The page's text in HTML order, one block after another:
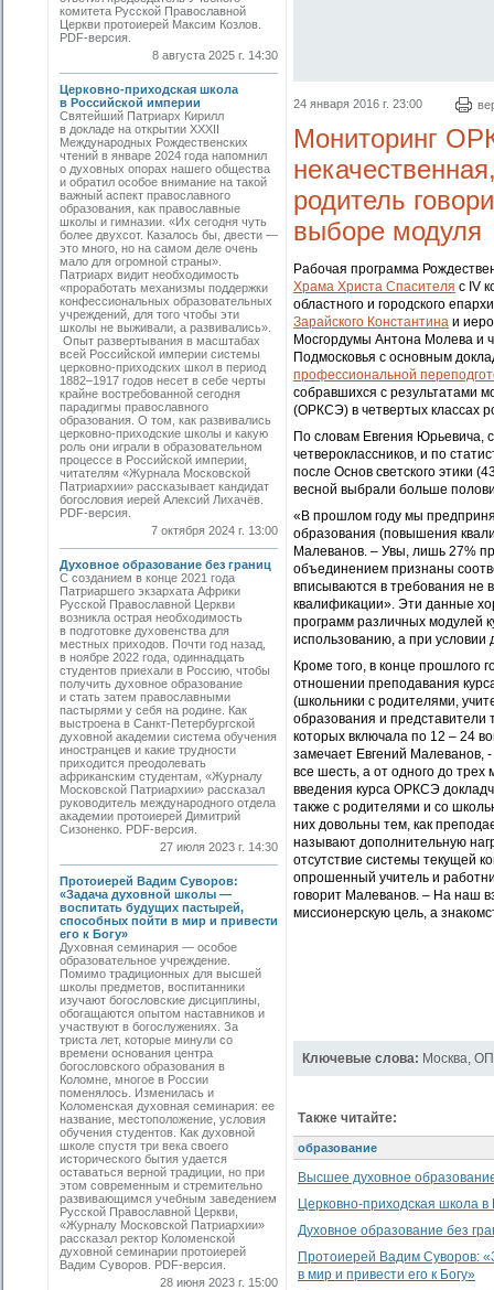
комитета Русской Православной
Церкви протоиерей Максим Козлов.
PDF-версия.
8 августа 2025 г. 14:30
Церковно-приходская школа
в Российской империи
Святейший Патриарх Кирилл
в докладе на открытии XXXII
Международных Рождественских
чтений в январе 2024 года напомнил
о духовных опорах нашего общества
и обратил особое внимание на такой
важный аспект православного
образования, как православные
школы и гимназии. «Их сегодня чуть
более двухсот. Казалось бы, двести —
это много, но на самом деле очень
мало для огромной страны».
Патриарх видит необходимость
«проработать механизмы поддержки
конфессиональных образовательных
учреждений, для того чтобы эти
школы не выживали, а развивались».
Опыт развертывания в масштабах
всей Российской империи системы
церковно-­приходских школ в период
1882–1917 годов несет в себе черты
крайне востребованной сегодня
парадигмы православного
образования. О том, как развивались
церковно-приходские школы и какую
роль они играли в образовательном
процессе в Российской империи,
читателям «Журнала Московской
Патриархии» рассказывает кандидат
богословия иерей Алексий Лихачёв.
PDF-версия.
7 октября 2024 г. 13:00
Духовное образование без границ
С созданием в конце 2021 года
Патриаршего экзархата Африки
Русской Православной Церкви
возникла острая необходимость
в подготовке духовенства для
местных приходов. Почти год назад,
в ноябре 2022 года, одиннадцать
студентов приехали в Россию, чтобы
получить духовное образование
и стать затем православными
пастырями у себя на родине. Как
выстроена в Санкт-Петербургской
духовной академии система обучения
иностранцев и какие трудности
приходится преодолевать
африканским студентам, «Журналу
Московской Патриархии» рассказал
руководитель международного отдела
академии прото­иерей Димитрий
Сизоненко. PDF-версия.
27 июля 2023 г. 14:30
Протоиерей Вадим Суворов:
«Задача духовной школы —
воспитать будущих пастырей,
способных пойти в мир и привести
его к Богу»
Духовная семинария — особое
образовательное учреждение.
Помимо традиционных для высшей
школы предметов, воспитанники
изучают богословские дисциплины,
обогащаются опытом наставников и
участвуют в богослужениях. За
триста лет, которые минули со
времени основания центра
богословского образования в
Коломне, многое в России
поменялось. Изменилась и
Коломенская духовная семинария: ее
название, местоположение, условия
обучения студентов. Как духовной
школе спустя три века своего
исторического бытия удается
оставаться верной традиции, но при
этом современным и стремительно
развивающимся учебным заведением
Русской Православной Церкви,
«Журналу Московской Патриархии»
рассказал ректор Коломенской
духовной семинарии протоиерей
Вадим Суворов. PDF-версия.
28 июня 2023 г. 15:00
24 января 2016 г. 23:00
Мониторинг
родитель
выборе модуля
Рабочая программа
Храма Христа Спасителя с IV
областного и городского
Зарайского Константина и
Мосгордумы Антона Молева и
Подмосковья с основным
профессиональной
собравшихся с результатами
(ОРКСЭ) в четвертых классах
По словам Евгения Юрьевича,
четвероклассников, и по
после Основ светского этики
весной выбрали больше
«В прошлом году мы
образования (повышения
Малеванов. – Увы, лишь 27%
объединением признаны
вписываются в требования не
квалификации». Эти данные
программ различных модулей
использованию, а при условии
Кроме того, в конце прошлого
отношении преподавания
(школьники с родителями,
образования и представители
которых включала по 12 – 24
замечает Евгений Малеванов,
все шесть, а от одного до
введения курса ОРКСЭ
также с родителями и со
них довольны тем, как
называют дополнительную
отсутствие системы текущей
опрошенный учитель и
говорит Малеванов. – На наш
миссионерскую цель, а
Ключевые слова: Москва,
Также читайте:
образование
Высшее духовное
Церковно-приходская школа
Духовное образование без
Протоиерей Вадим Суворов:
в мир и привести его к Богу»